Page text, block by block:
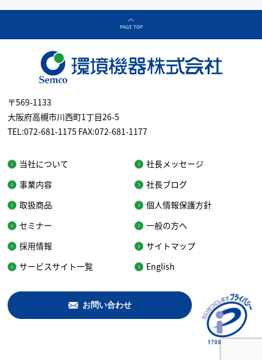
PAGE TOP
〒569-1133
大阪府高槻市川西町1丁目26-5
TEL:072-681-1175 FAX:072-681-1177
当社について
事業内容
取扱商品
セミナー
採用情報
サービスサイト一覧
社長メッセージ
社長ブログ
個人情報保護方針
一般の方へ
サイトマップ
English
お問い合わせ